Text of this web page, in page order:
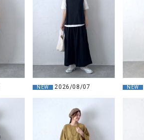
NEW 2026/08/07 NEW